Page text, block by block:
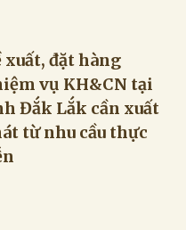
xuất, đặt hàng
vụ KH&CN tại
Đắk Lắk cần xuất
từ nhu cầu thực